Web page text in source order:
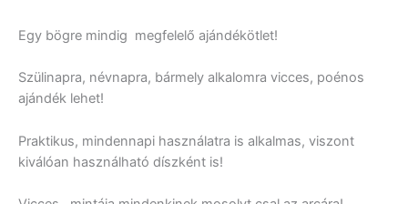
Egy bögre mindig megfelelő ajándékötlet!
Szülinapra, névnapra, bármely alkalomra vicces, poénos
ajándék lehet!
Praktikus, mindennapi használatra is alkalmas, viszont
kiválóan használható díszként is!